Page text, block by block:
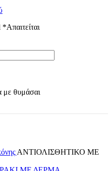
*Απαιτείται
με θυμάσαι
ΑΝΤΙΟΛΙΣΘΗΤΙΚΟ ΜΕ